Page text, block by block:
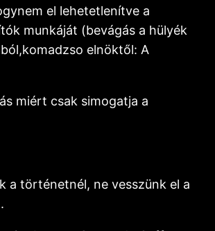
el lehetetlenítve a
munkáját (bevágás a hülyék
elnöktől: A
miért csak simogatja a
a történetnél, ne vesszünk el a